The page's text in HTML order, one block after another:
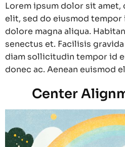
Lorem ipsum dolor sit
elit, sed do eiusmod
dolore magna aliqua.
senectus et. Facilisis
diam sollicitudin tempor id
donec ac. Aenean euismod
Center